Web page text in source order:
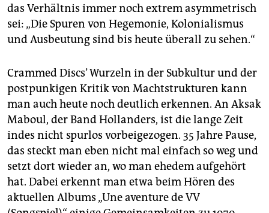
das Verhältnis immer noch extrem asymmetrisch
sei: „Die Spuren von Hegemonie, Kolonialismus
und Ausbeutung sind bis heute überall zu sehen.“
Crammed Discs’ Wurzeln in der Subkultur und der
postpunkigen Kritik von Machtstrukturen kann
man auch heute noch deutlich erkennen. An Aksak
Maboul, der Band Hollanders, ist die lange Zeit
indes nicht spurlos vorbeigezogen. 35 Jahre Pause,
das steckt man eben nicht mal einfach so weg und
setzt dort wieder an, wo man ehedem aufgehört
hat. Dabei erkennt man etwa beim Hören des
aktuellen Albums „Une aventure de VV